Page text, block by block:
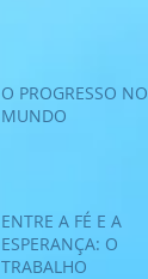
O PROGRESSO NO
MUNDO
ENTRE A FÉ E A
ESPERANÇA: O
TRABALHO